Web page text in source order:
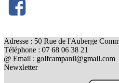
Adresse : 50 Rue de l'Auberge
Téléphone : 07 68 06 38 21
@ Email : golfcampanil@gmail.com
Newxletter